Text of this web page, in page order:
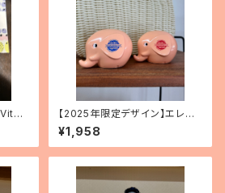
【2025年限定デザイン】エレフ
ァントバンク 2種
¥1,958